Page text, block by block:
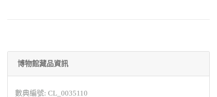
博物館藏品資訊
數典編號: CL_0035110